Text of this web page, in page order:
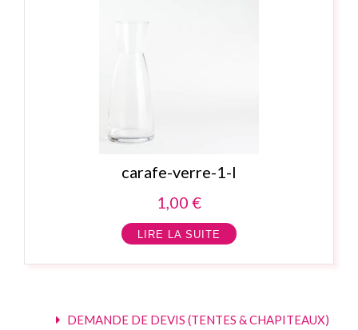
carafe-verre-1-l
1,00 €
LIRE LA SUITE
DEMANDE DE DEVIS (TENTES & CHAPITEAUX)